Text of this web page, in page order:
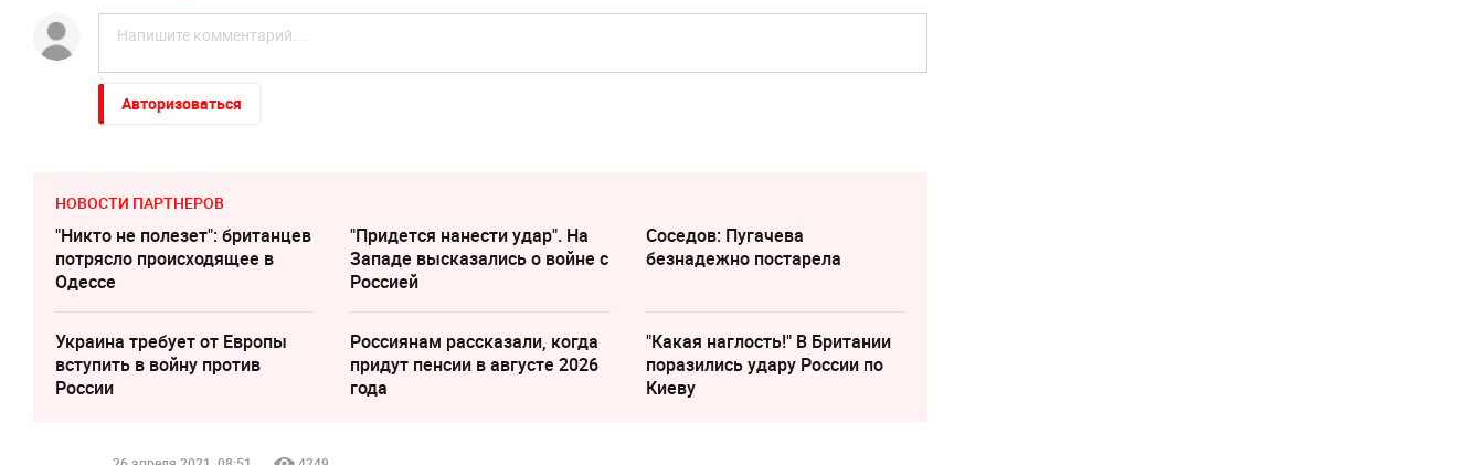
Авторизоваться
НОВОСТИ ПАРТНЕРОВ
"Никто не полезет": британцев
потрясло происходящее в
Одессе
"Придется нанести удар". На
Западе высказались о войне с
Россией
Соседов: Пугачева
безнадежно постарела
Украина требует от Европы
вступить в войну против
России
Россиянам рассказали, когда
придут пенсии в августе 2026
года
"Какая наглость!" В Британии
поразились удару России по
Киеву